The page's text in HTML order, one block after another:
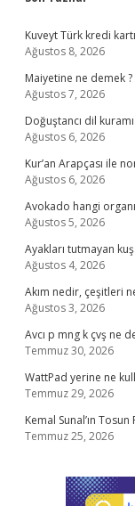
Sidebar
Kuveyt Türk kredi
Ağustos 8, 2026
Maiyetine ne demek ?
Ağustos 7, 2026
Doğuştancı dil
Ağustos 6, 2026
Kur’an Arapçası ile
Ağustos 6, 2026
Avokado hangi
Ağustos 5, 2026
Ayakları tutmayan
Ağustos 4, 2026
Akım nedir, çeşitleri
Ağustos 3, 2026
Avcı p mng k çvş ne
Temmuz 30, 2026
WattPad yerine ne
Temmuz 29, 2026
Kemal Sunal’ın
Temmuz 25, 2026